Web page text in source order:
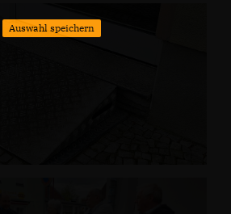
Auswahl speichern